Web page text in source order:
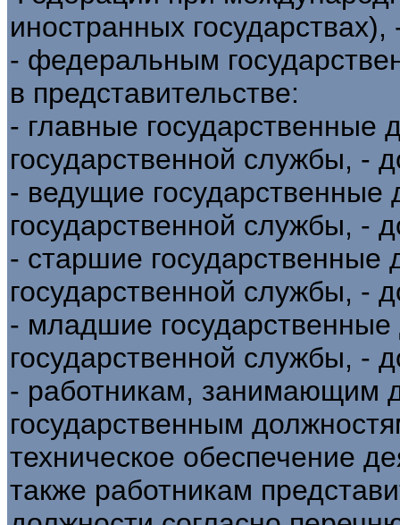
иностранных
- федеральным
в представительстве:
- главные
государственной службы, -
- ведущие
государственной службы, -
- старшие
государственной службы, -
- младшие
государственной службы, -
- работникам, занимающим
государственным
техническое обеспечение
также работникам